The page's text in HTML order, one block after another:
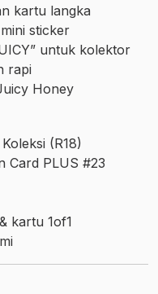
kartu langka
sticker
untuk kolektor
rapi
Honey
(R18)
Card PLUS #23
kartu 1of1